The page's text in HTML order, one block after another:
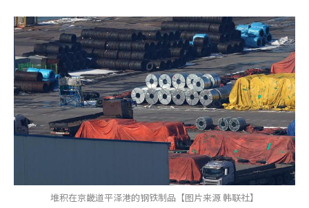
堆积在京畿道平泽港的钢铁制品【图片来源 韩联社】